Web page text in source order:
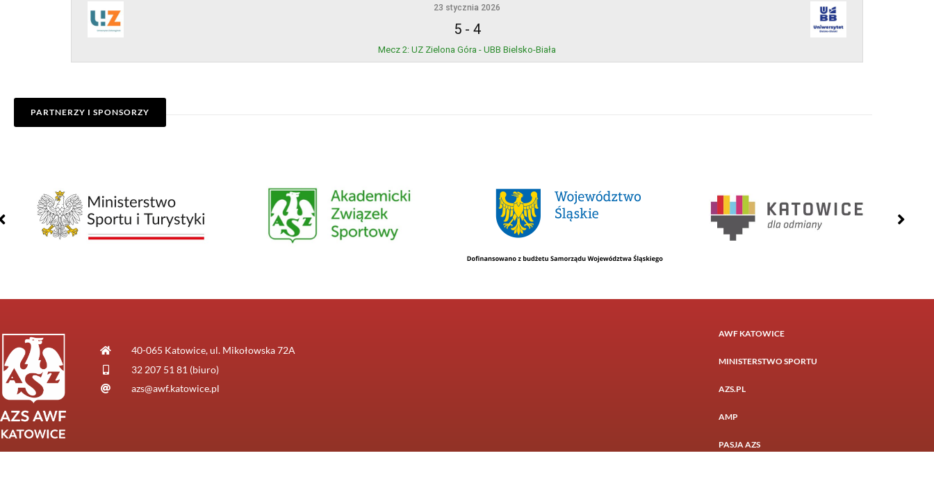
23 stycznia 2026
5- 4
Mecz 2: UZ Zielona Góra - UBB Bielsko-Biała
PARTNERZY I SPONSORZY
40-065 Katowice, ul. Mikołowska 72A
32 207 51 81 (biuro)
azs@awf.katowice.pl
AWF KATOWICE
MINISTERSTWO SPORTU
AZS.PL
AMP
PASJA AZS